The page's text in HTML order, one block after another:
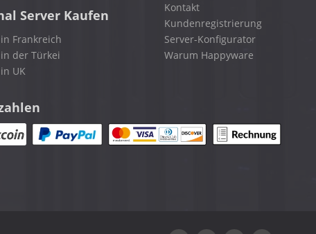
Server Kaufen
Frankreich
der Türkei
UK
Kontakt
Kundenregistrierung
Server-Konfigurator
Warum Happyware